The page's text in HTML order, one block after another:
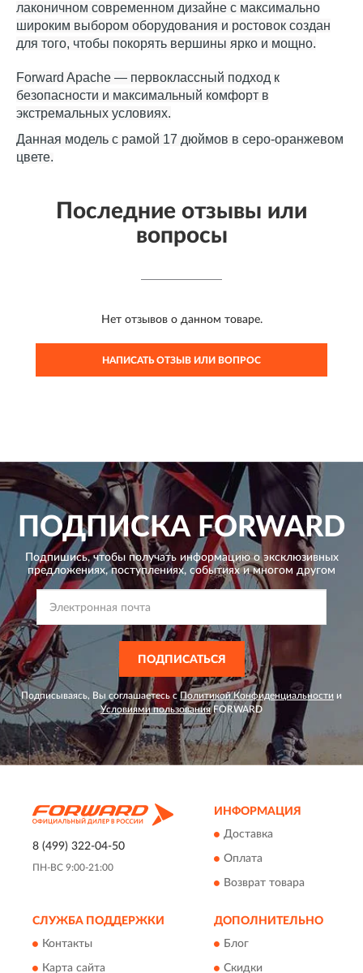
лаконичном современном дизайне с максимально
широким выбором оборудования и ростовок создан
для того, чтобы покорять вершины ярко и мощно.
Forward Apache — первоклассный подход к
безопасности и максимальный комфорт в
экстремальных условиях.
Данная модель с рамой 17 дюймов в серо-оранжевом
цвете.
Последние отзывы или
вопросы
Нет отзывов о данном товаре.
НАПИСАТЬ ОТЗЫВ ИЛИ ВОПРОС
ПОДПИСКАFORWARD
Подпишись, чтобы получать информацию о эксклюзивных
предложениях,поступлениях, событиях и многом другом
ПОДПИСАТЬСЯ
Подписываясь, Вы соглашаетесь с Политикой Конфиденциальности и
Условиями пользованияFORWARD
8 (499) 322-04-50
ПН-ВС 9:00-21:00
ИНФОРМАЦИЯ
Доставка
Оплата
Возврат товара
СЛУЖБА ПОДДЕРЖКИ
Контакты
Карта сайта
ДОПОЛНИТЕЛЬНО
Блог
Скидки